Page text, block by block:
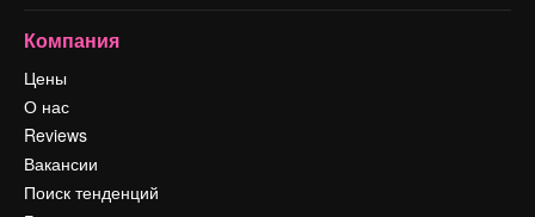
Компания
Цены
О нас
Reviews
Вакансии
Поиск тенденций